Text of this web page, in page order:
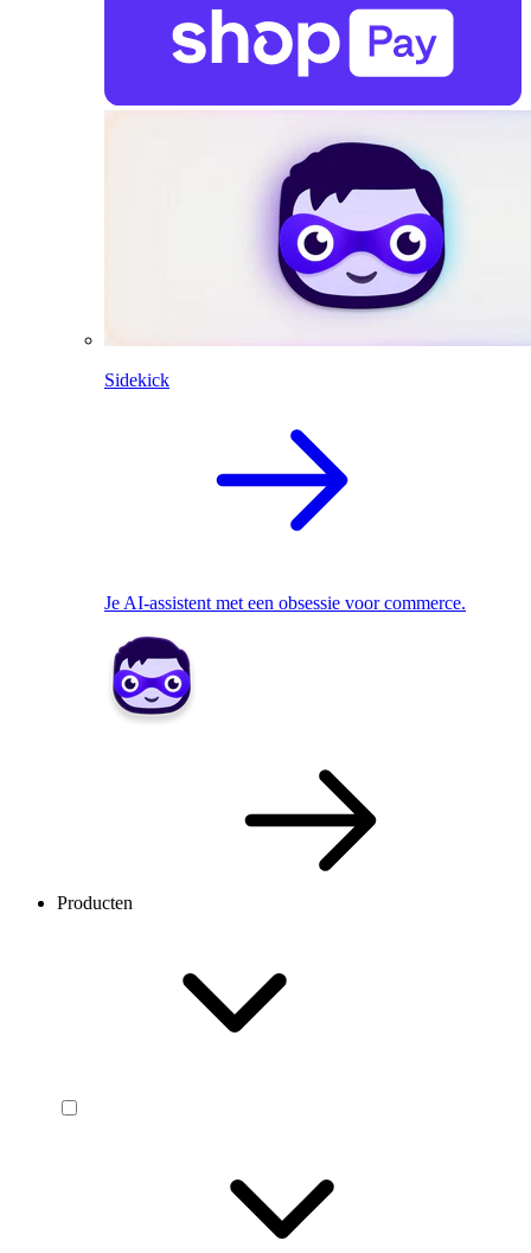
Sidekick
Je AI-assistent met een obsessie voor commerce.
Producten